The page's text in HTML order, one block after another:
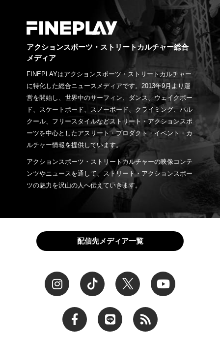
アクションスポーツ・ストリートカルチャー総合
メディア
FINEPLAYはアクションスポーツ・ストリートカルチャー
に特化した総合ニュースメディアです。2013年9月より運
営を開始し、世界中のサーフィン、ダンス、ウェイクボー
ド、スケートボード、スノーボード、クライミング、パル
クール、フリースタイルなどストリート・アクションスポ
ーツを中心としたアスリート・プロダクト・イベント・カ
ルチャー情報を提供しています。
アクションスポーツ・ストリートカルチャーの映像コンテ
ンツやニュースを通して、ストリート・アクションスポー
ツの魅力を沢山の人へ伝えていきます。
配信先メディア一覧